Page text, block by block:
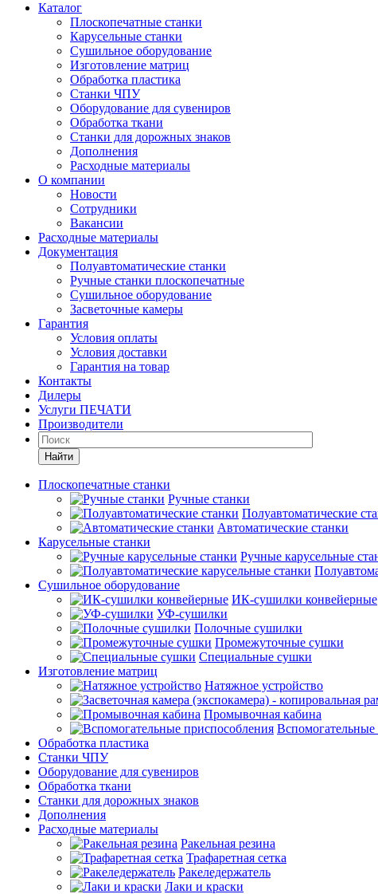
Каталог
Плоскопечатные станки
Карусельные станки
Сушильное оборудование
Изготовление матриц
Обработка пластика
Станки ЧПУ
Оборудование для сувениров
Обработка ткани
Станки для дорожных знаков
Дополнения
Расходные материалы
О компании
Новости
Сотрудники
Вакансии
Расходные материалы
Документация
Полуавтоматические станки
Ручные станки плоскопечатные
Сушильное оборудование
Засветочные камеры
Гарантия
Условия оплаты
Условия доставки
Гарантия на товар
Контакты
Дилеры
Услуги ПЕЧАТИ
Производители
Найти
Плоскопечатные станки
Ручные станки
Полуавтоматические
Автоматические станки
Карусельные станки
Ручные карусельные
Сушильное оборудование
ИК-сушилки конвейерные
УФ-сушилки
Полочные сушилки
Промежуточные сушки
Специальные сушки
Изготовление матриц
Натяжное устройство
Промывочная кабина
Обработка пластика
Станки ЧПУ
Оборудование для сувениров
Обработка ткани
Станки для дорожных знаков
Дополнения
Расходные материалы
Ракельная резина
Трафаретная сетка
Ракеледержатель
Лаки и краски